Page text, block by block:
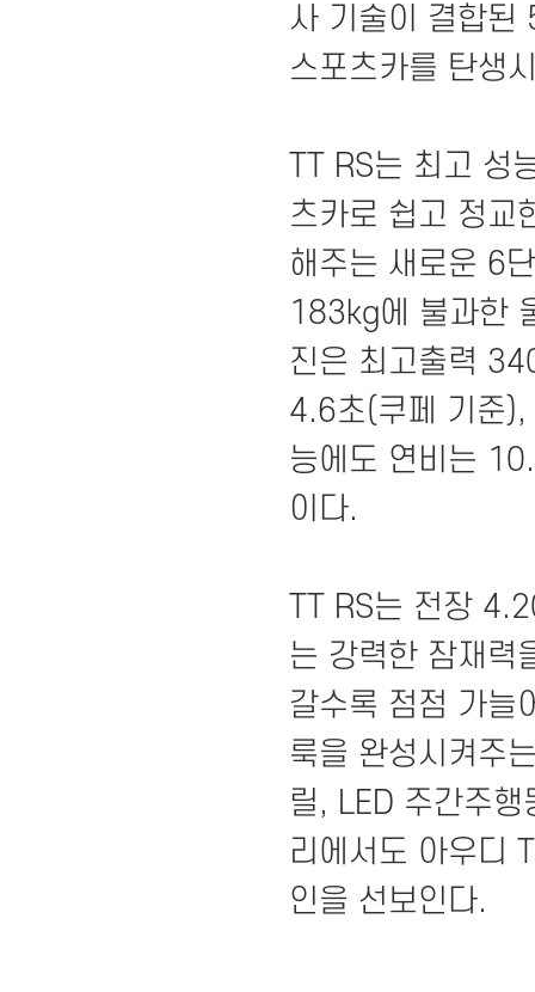
사 기술이 결합된
스포츠카를 탄생
TT RS는 최고 성
츠카로 쉽고 정교
해주는 새로운 6
183kg에 불과한
진은 최고출력
4.6초(쿠페 기준
능에도 연비는
이다.
TT RS는 전장
는 강력한 잠재력
갈수록 점점 가늘
룩을 완성시켜주
릴, LED 주간주
리에서도 아우디
인을 선보인다.